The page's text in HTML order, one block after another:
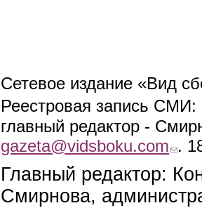
Сетевое издание «Вид
Реестровая запись СМИ:
главный редактор -
gazeta@vidsboku.com (link
.
Главный редактор:
Смирнова,